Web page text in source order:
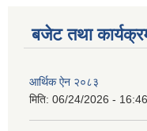
बजेट तथा
आर्थिक ऐन २०८३
मिति: 06/24/2026 - 16:46